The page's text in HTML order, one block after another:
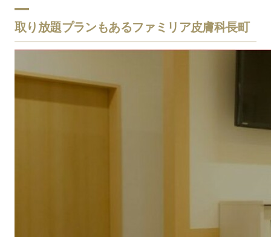
取り放題プランもあるファミリア皮膚科長町